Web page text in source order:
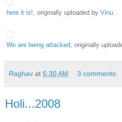
here it is!, originally uploaded by Vinu.
We are being attacked, originally
Raghav at 6:30 AM 3 comments:
Holi...2008